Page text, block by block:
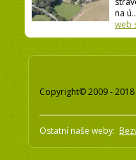
na
web
Copyright© 2009 -
Ostatní naše weby: